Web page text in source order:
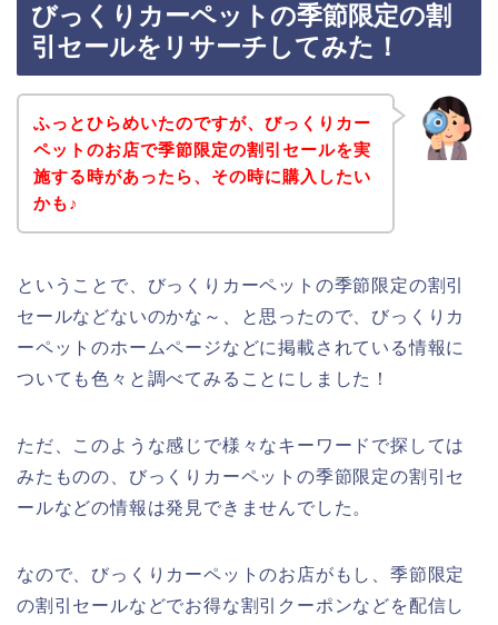
びっくりカーペットの季節限定の割
引セールをリサーチしてみた！
ふっとひらめいたのですが、びっくりカー
ペットのお店で季節限定の割引セールを実
施する時があったら、その時に購入したい
かも♪
ということで、びっくりカーペットの季節限定の割引
セールなどないのかな～、と思ったので、びっくりカ
ーペットのホームページなどに掲載されている情報に
ついても色々と調べてみることにしました！
ただ、このような感じで様々なキーワードで探しては
みたものの、びっくりカーペットの季節限定の割引セ
ールなどの情報は発見できませんでした。
なので、びっくりカーペットのお店がもし、季節限定
の割引セールなどでお得な割引クーポンなどを配信し